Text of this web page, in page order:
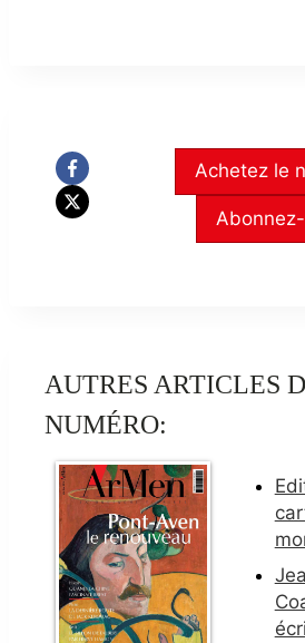
Achetez le
AUTRES ARTICLES
NUMÉRO: